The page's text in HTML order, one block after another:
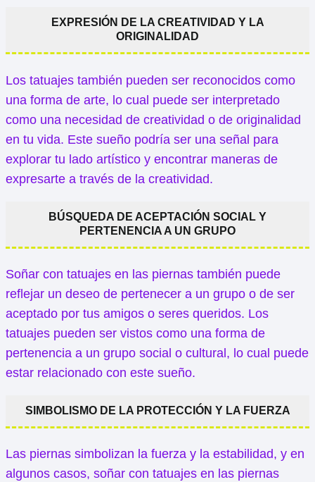
EXPRESIÓN DE LA CREATIVIDAD Y LA
ORIGINALIDAD
Los tatuajes también pueden ser reconocidos como
una forma de arte, lo cual puede ser interpretado
como una necesidad de creatividad o de originalidad
en tu vida. Este sueño podría ser una señal para
explorar tu lado artístico y encontrar maneras de
expresarte a través de la creatividad.
BÚSQUEDA DE ACEPTACIÓN SOCIAL Y
PERTENENCIA A UN GRUPO
Soñar con tatuajes en las piernas también puede
reflejar un deseo de pertenecer a un grupo o de ser
aceptado por tus amigos o seres queridos. Los
tatuajes pueden ser vistos como una forma de
pertenencia a un grupo social o cultural, lo cual puede
estar relacionado con este sueño.
SIMBOLISMO DE LA PROTECCIÓN Y LA FUERZA
Las piernas simbolizan la fuerza y la estabilidad, y en
algunos casos, soñar con tatuajes en las piernas